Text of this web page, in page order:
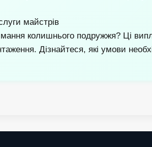
майстрів
колишнього подружжя? Ці
Дізнайтеся, які умови